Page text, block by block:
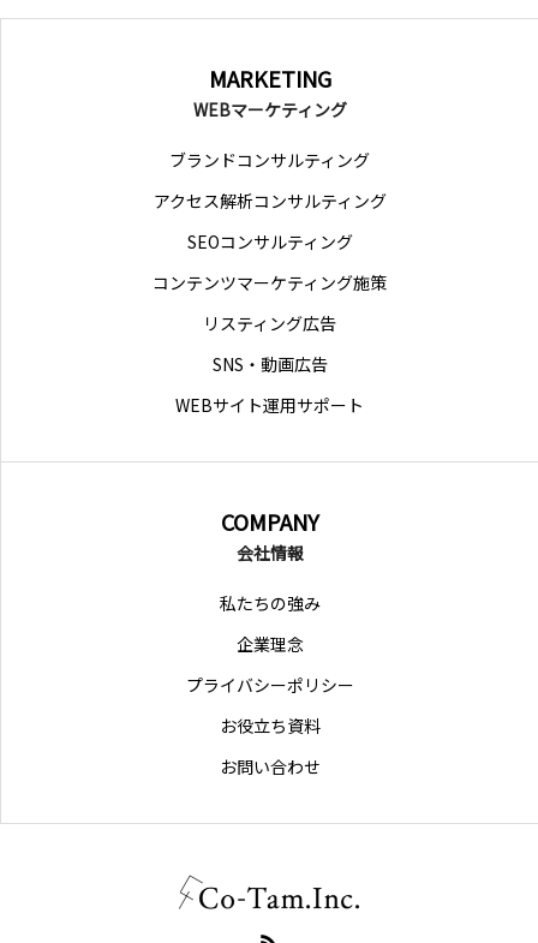
MARKETING
WEBマーケティング
ブランドコンサルティング
アクセス解析コンサルティング
SEOコンサルティング
コンテンツマーケティング施策
リスティング広告
SNS・動画広告
WEBサイト運用サポート
COMPANY
会社情報
私たちの強み
企業理念
プライバシーポリシー
お役立ち資料
お問い合わせ